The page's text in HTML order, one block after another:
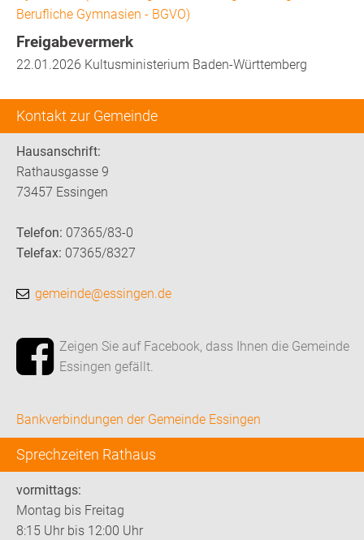
Kontakt zur Gemeinde
Hausanschrift:
Rathausgasse 9
73457 Essingen
Telefon: 07365/83-0
Telefax: 07365/8327
gemeinde@essingen.de
Zeigen Sie auf Facebook, dass Ihnen die Gemeinde
Essingen gefällt.
Bankverbindungen der Gemeinde Essingen
Sprechzeiten Rathaus
vormittags:
Montag bis Freitag
8:15 Uhr bis 12:00 Uhr
Berufliche Gymnasien - BGVO)
Freigabevermerk
22.01.2026 Kultusministerium Baden-Württemberg